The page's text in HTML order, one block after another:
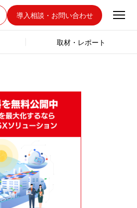
導入相談・お問い合わせ
取材・レポート